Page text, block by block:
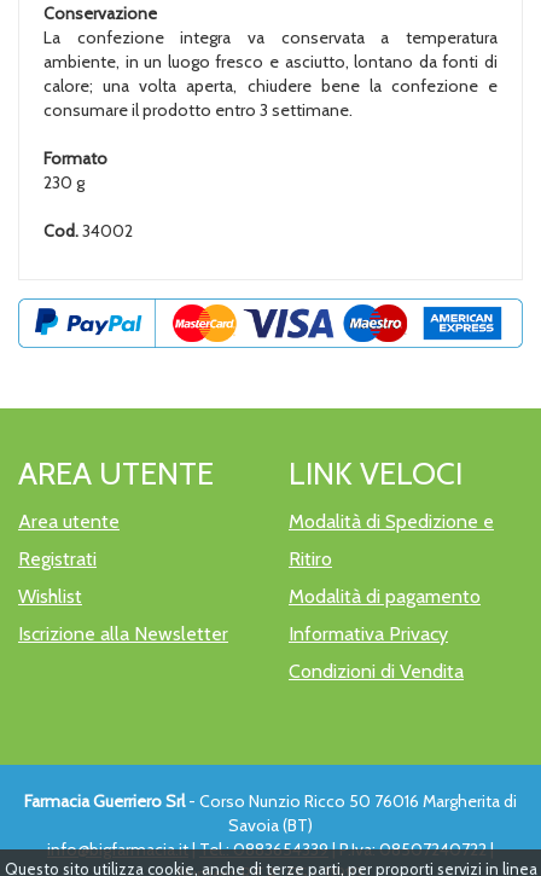
Questo sito utilizza cookie, anche di terze parti, per proporti servizi in linea
Conservazione
La confezione integra va conservata a temperatura
ambiente, in un luogo fresco e asciutto, lontano da fonti di
calore; una volta aperta, chiudere bene la confezione e
consumare il prodotto entro 3 settimane.
Formato
230 g
Cod.34002
AREA UTENTE
Area utente
Registrati
Wishlist
Iscrizione alla Newsletter
LINK VELOCI
Modalità di Spedizione e
Ritiro
Modalità di pagamento
Informativa Privacy
Condizioni di Vendita
Farmacia Guerriero Srl- Corso Nunzio Ricco 50 76016 Margherita di
Savoia (BT)
info@bigfarmacia.it|Tel.: 0883654339| P.Iva: 08507240722 |